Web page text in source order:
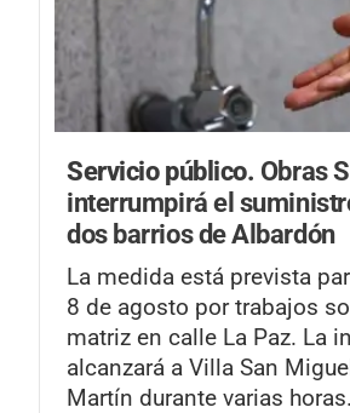
Servicio público. Obras
interrumpirá el
dos barrios de Albardón
La medida está prevista
8 de agosto por trabajos
matriz en calle La Paz. La
alcanzará a Villa San
Martín durante varias horas.